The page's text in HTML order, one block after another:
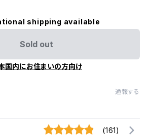
shipping available
Sold out
国内にお住まいの方向け
通報する
(161)